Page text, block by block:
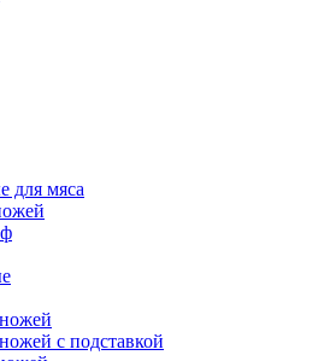
для мяса
с подставкой